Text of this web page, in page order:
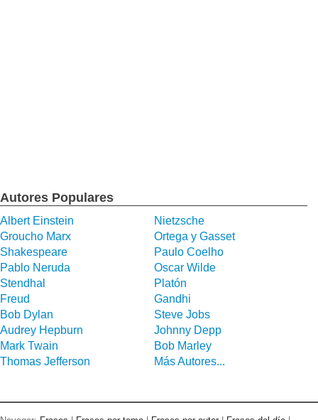
Autores Populares
Albert Einstein
Nietzsche
Groucho Marx
Ortega y Gasset
Shakespeare
Paulo Coelho
Pablo Neruda
Oscar Wilde
Stendhal
Platón
Freud
Gandhi
Bob Dylan
Steve Jobs
Audrey Hepburn
Johnny Depp
Mark Twain
Bob Marley
Thomas Jefferson
Más Autores...